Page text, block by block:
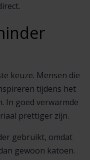
keuze. Mensen die
tijdens het
In goed verwarmde
prettiger zijn.
gebruikt, omdat
gewoon katoen.